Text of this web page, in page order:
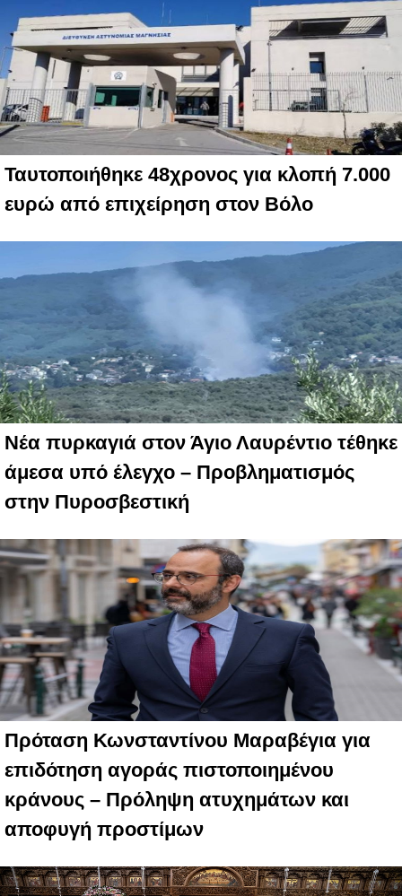
Ταυτοποιήθηκε 48χρονος για κλοπή 7.000
ευρώ από επιχείρηση στον Βόλο
Νέα πυρκαγιά στον Άγιο Λαυρέντιο τέθηκε
άμεσα υπό έλεγχο – Προβληματισμός
στην Πυροσβεστική
Πρόταση Κωνσταντίνου Μαραβέγια για
επιδότηση αγοράς πιστοποιημένου
κράνους – Πρόληψη ατυχημάτων και
αποφυγή προστίμων